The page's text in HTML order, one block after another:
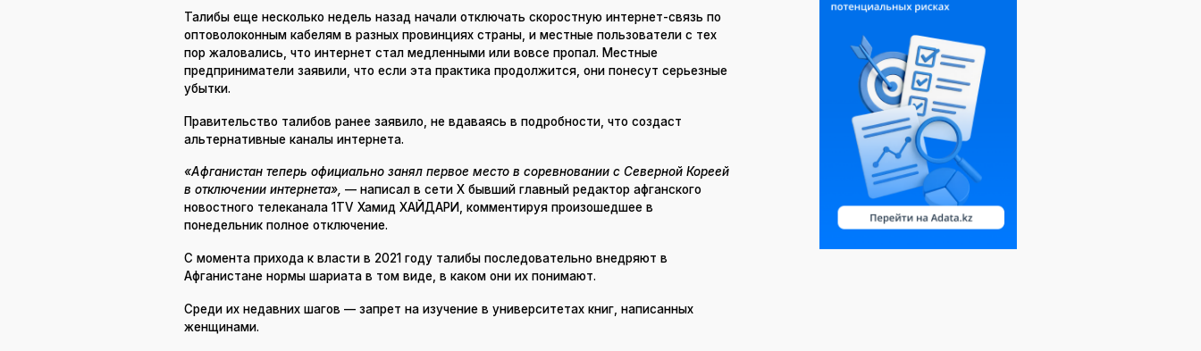
Талибы еще несколько недель назад начали отключать скоростную интернет-связь по
оптоволоконным кабелям в разных провинциях страны, и местные пользователи с тех
пор жаловались, что интернет стал медленными или вовсе пропал. Местные
предприниматели заявили, что если эта практика продолжится, они понесут серьезные
убытки.
Правительство талибов ранее заявило, не вдаваясь в подробности, что создаст
альтернативные каналы интернета.
«Афганистан теперь официально занял первое место в соревновании с Северной Кореей
в отключении интернета», — написал в сети X бывший главный редактор афганского
новостного телеканала 1TV Хамид ХАЙДАРИ, комментируя произошедшее в
понедельник полное отключение.
С момента прихода к власти в 2021 году талибы последовательно внедряют в
Афганистане нормы шариата в том виде, в каком они их понимают.
Среди их недавних шагов — запрет на изучение в университетах книг, написанных
женщинами.